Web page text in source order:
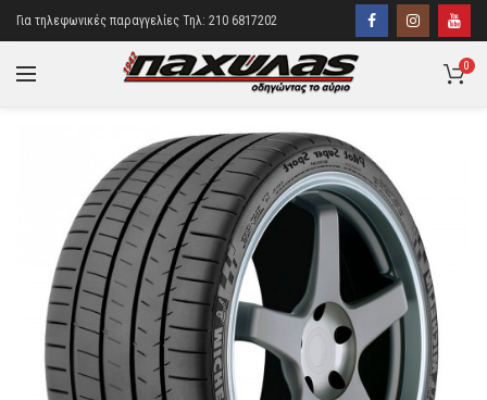
Για τηλεφωνικές παραγγελίες Τηλ: 210 6817202
0